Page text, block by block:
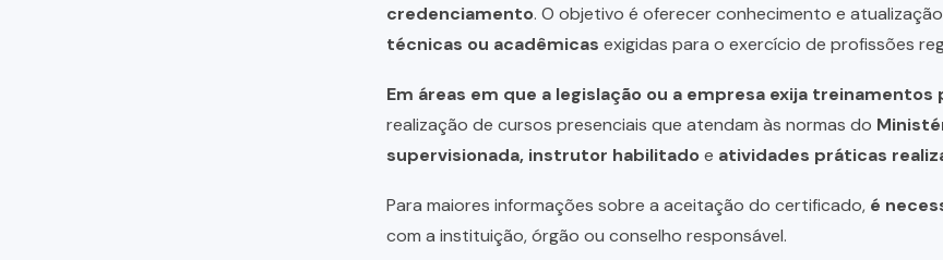
credenciamento. O objetivo é oferecer conhecimento e
técnicas ou acadêmicas exigidas para o exercício de profissões
Em áreas em que a legislação ou a empresa exija
realização de cursos presenciais que atendam às normas do
supervisionada, instrutor habilitadoe atividades práticas
Para maiores informações sobre a aceitação do certificado, é
com a instituição, órgão ou conselho responsável.